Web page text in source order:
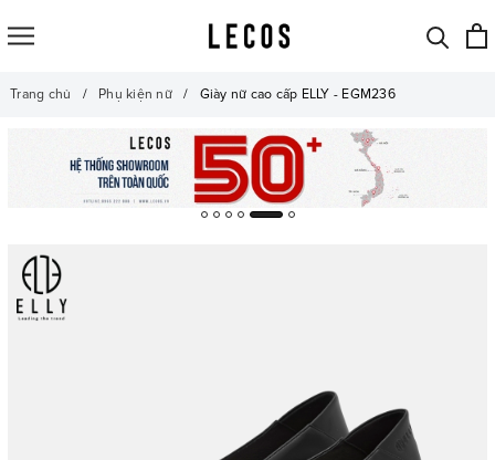
Trang chủ Phụ kiện nữ Giày nữ cao cấp ELLY - EGM236